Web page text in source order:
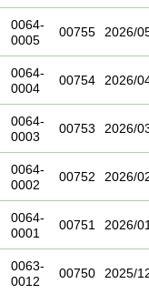
0064-
0005
00755 2026/
0064-
0004
00754 2026/
0064-
0003
00753 2026/
0064-
0002
00752 2026/
0064-
0001
00751 2026/
0063-
0012
00750 2025/